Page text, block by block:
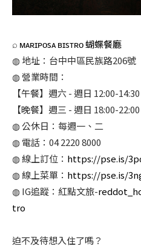
⌕ ᴍᴀʀɪᴘᴏsᴀ ʙɪsᴛʀᴏ 蝴蝶餐廳
◍ 地址：台中中區民族路206號
◍ 營業時間：
【午餐】週六 - 週日 12:00-14:30
【晚餐】週三 - 週日 18:00-22:00
◍ 公休日：每週一、二
◍ 電話：04 2220 8000
◍ 線上訂位： https://pse.is/
◍ 線上菜單： https://pse.is/
◍ IG追蹤：紅點文旅-
tro
迫不及待想入住了嗎？